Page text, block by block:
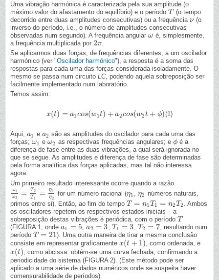
Uma vibração harmónica é caracterizada pela sua amplitude (o
máximo valor do afastamento do equilíbrio) e o período T
T (o tempo
decorrido entre duas amplitudes consecutivas) ou a frequência ν
ν (o
inverso do período, i.e., o número de amplitudes consecutivas
observadas num segundo). A frequência angular ω
ω é, simplesmente,
a frequência multiplicada por 2π
2π.
Se aplicarmos duas forças, de frequências diferentes, a um oscilador
harmónico (ver "Oscilador harmónico"), a resposta é a soma das
respostas para cada uma das forças considerada isoladamente. O
mesmo se passa num circuito LC, podendo aquela sobreposição ser
facilmente implementado num laboratório.
Temos assim:
x(t) = a1 cos(w1t) + a2cos(w2t + ϕ)
x(t)= a1cos (w1t)+a2cos( w2t+ϕ) (1)
Aqui, a1
a1 e a2
a2 são as amplitudes do oscilador para cada uma das
forças; ω1
ω1 eω2
ω2 as respectivas frequências angulares; e ϕ
ϕé a
diferença de fase entre as duas vibrações, a qual será ignorada no
que se segue. As amplitudes e diferença de fase são determinadas
pela forma analítica das forças aplicadas, mas tal não interessa
agora.
Um primeiro resultado interessante ocorre quando a razão
ω1
ω2
= T2
T1
= η1
η2
ω1 ω2 =T2 T1 =η1 η2
for um número racional (η1
η1 ,η2
η2 números naturais,
primos entre si). Então, ao fim do tempo T = n1T1 = n2T2
T = n1 T1 =n2 T2
. Ambos
os osciladores repetem os respectivos estados iniciais – a
sobreposição destas vibrações é periódica, com o período T
T
(FIGURA 1, onde a1 = 5
a1 =5 ,a2 = 3
a2 =3 T 1 = 3
T 1 =3 T2 = 7
T2 =7
, resultando num
período T = 21
T = 21
). Uma outra maneira de tirar a mesma conclusão
consiste em representar graficamente x(t + 1)
x(t+ 1) , como ordenada, e
x(t)
x(t)
, como abcissa: obtém-se uma curva fechada, confirmando a
periodicidade do sistema (FIGURA 2). (Este método pode ser
aplicado a uma série de dados numéricos onde se suspeita haver
comensurabilidade de períodos).